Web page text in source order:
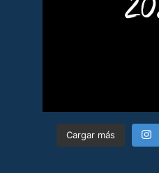
Cargar más